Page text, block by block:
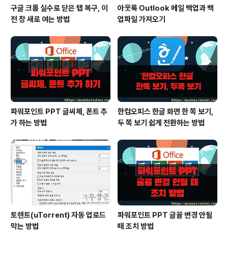
구글 크롬 실수로 닫은 탭 복구, 이
전 창 새로 여는 방법
아웃룩 Outlook 메일 백업과 백
업파일 가져오기
파워포인트 PPT 글씨체, 폰트 추
가 하는 방법
한컴오피스 한글 화면 한 쪽 보기,
두 쪽 보기 쉽게 전환하는 방법
토렌트(uTorrent) 자동 업로드
막는 방법
파워포인트 PPT 글꼴 변경 안될
때 조치 방법